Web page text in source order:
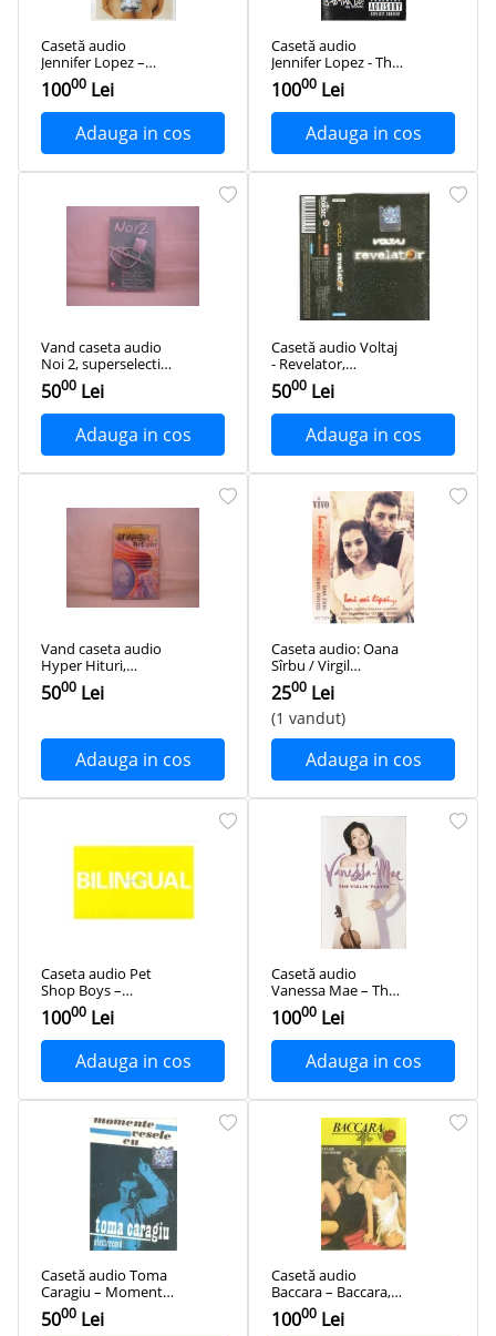
Casetă audio
Jennifer Lopez ‎–
This Is Me...Then,
originală
10000 Lei
Adauga in cos
Casetă audio
Jennifer Lopez - The
Remixes, originală
10000 Lei
Adauga in cos
Vand caseta audio
Noi 2, superselectie
romaneasca,
originala, sigilata
5000 Lei
Adauga in cos
Casetă audio Voltaj
- Revelator,
originală
5000 Lei
Adauga in cos
Vand caseta audio
Hyper Hituri,
superselectie
romaneasca,
5000 Lei
Adauga in cos
Caseta audio: Oana
Sîrbu / Virgil
Popescu ‎– Îmi vei
lipsi... ( 1995,
originala)
2500 Lei
(1 vandut)
Adauga in cos
Caseta audio Pet
Shop Boys ‎–
Bilingual, originala
10000 Lei
Adauga in cos
Casetă audio
Vanessa Mae ‎– The
Violin Player,
originală
10000 Lei
Adauga in cos
Casetă audio Toma
Caragiu ‎– Momente
Vesele Cu Toma
Caragiu, originală
5000 Lei
Casetă audio
Baccara – Baccara,
originală
10000 Lei